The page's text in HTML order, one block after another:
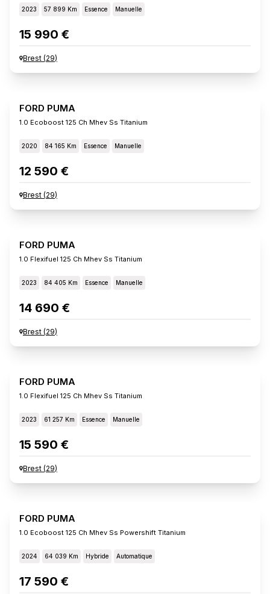
2023 57 899 Km Essence Manuelle
15 990 €
Brest (29)
FORD PUMA
1.0 Ecoboost 125 Ch Mhev Ss Titanium
2020 84 165 Km Essence Manuelle
12 590 €
Brest (29)
FORD PUMA
1.0 Flexifuel 125 Ch Mhev Ss Titanium
2023 84 405 Km Essence Manuelle
14 690 €
Brest (29)
FORD PUMA
1.0 Flexifuel 125 Ch Mhev Ss Titanium
2023 61 257 Km Essence Manuelle
15 590 €
Brest (29)
FORD PUMA
1.0 Ecoboost 125 Ch Mhev Ss Powershift Titanium
2024 64 039 Km Hybride Automatique
17 590 €